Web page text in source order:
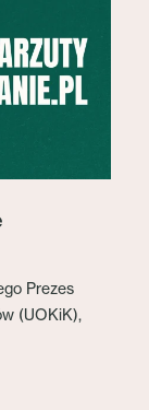
Prezes
(UOKiK),